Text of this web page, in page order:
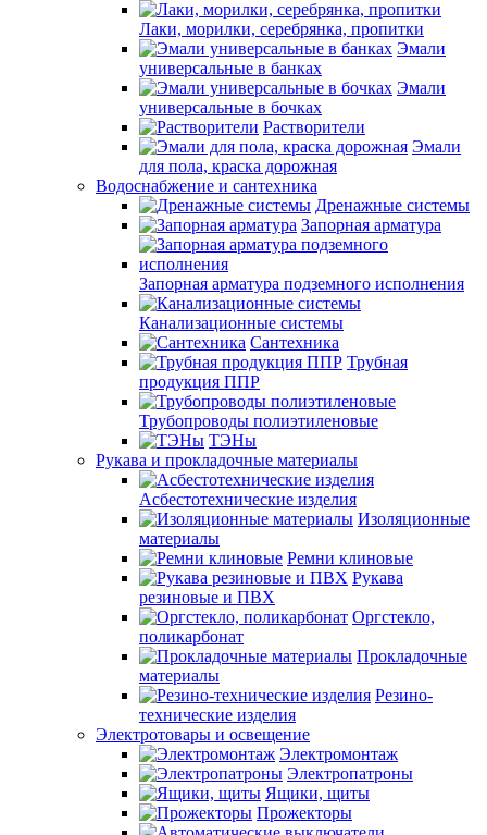
Лаки, морилки, серебрянка, пропитки
Эмали
универсальные в банках
Эмали
универсальные в бочках
Растворители
Эмали
для пола, краска дорожная
Водоснабжение и сантехника
Дренажные системы
Запорная арматура
Запорная арматура подземного исполнения
Канализационные системы
Сантехника
Трубная
продукция ППР
Трубопроводы полиэтиленовые
ТЭНы
Рукава и прокладочные материалы
Асбестотехнические изделия
Изоляционные
материалы
Ремни клиновые
Рукава
резиновые и ПВХ
Оргстекло,
поликарбонат
Прокладочные
материалы
Резино-
технические изделия
Электротовары и освещение
Электромонтаж
Электропатроны
Ящики, щиты
Прожекторы